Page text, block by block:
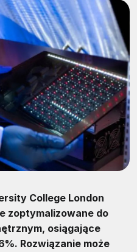
College London
zoptymalizowane do
osiągające
Rozwiązanie może